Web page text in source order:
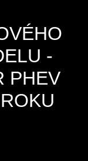
-
PHEV